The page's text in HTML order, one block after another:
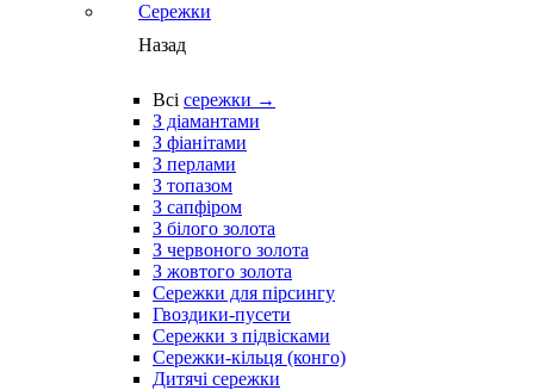
Сережки
Назад
Всі сережки →
З діамантами
З фіанітами
З перлами
З топазом
З сапфіром
З білого золота
З червоного золота
З жовтого золота
Сережки для пірсингу
Гвоздики-пусети
Сережки з підвісками
Сережки-кільця (конго)
Дитячі сережки